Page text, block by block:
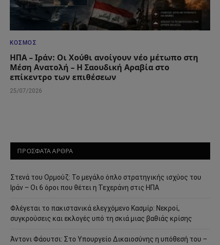
ΚΌΣΜΟΣ
ΗΠΑ – Ιράν: Οι Χούθι ανοίγουν νέο μέτωπο στη
Μέση Ανατολή – Η Σαουδική Αραβία στο
επίκεντρο των επιθέσεων
25/07/2026
ΠΡΟΣΦΑΤΑ ΑΡΘΡΑ
Στενά του Ορμούζ: Το μεγάλο όπλο στρατηγικής ισχύος του
Ιράν – Οι 6 όροι που θέτει η Τεχεράνη στις ΗΠΑ
Φλέγεται το πακιστανικά ελεγχόμενο Κασμίρ: Νεκροί,
συγκρούσεις και εκλογές υπό τη σκιά μιας βαθιάς κρίσης
Άντονι Φάουτσι: Στο Υπουργείο Δικαιοσύνης η υπόθεσή του –